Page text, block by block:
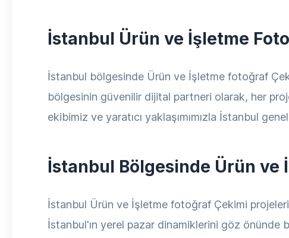
İstanbul Ürün ve İşletme
İstanbul bölgesinde Ürün ve İşletme fotoğraf
bölgesinin güvenilir dijital partneri olarak, her
ekibimiz ve yaratıcı yaklaşımımızla İstanbul
İstanbul Bölgesinde Ürün ve
İstanbul Ürün ve İşletme fotoğraf Çekimi
İstanbul'ın yerel pazar dinamiklerini göz